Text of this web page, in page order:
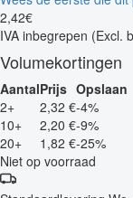
2,42€
IVA inbegrepen (Excl.
Volumekortingen
AantalPrijs Opslaan
2+
2,32 €-4%
10+
2,20 €-9%
20+
1,82 €-25%
Niet op voorraad